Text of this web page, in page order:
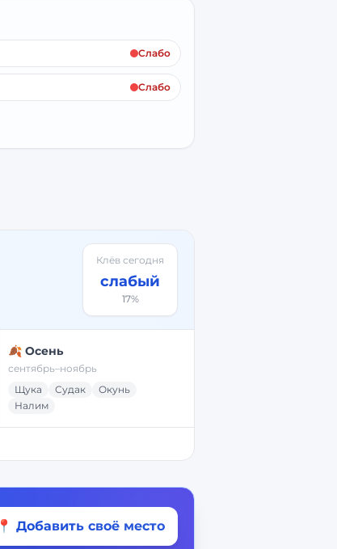
Слабо
Слабо
Клёв сегодня
слабый
17%
🍂 Осень
сентябрь–ноябрь
Щука
Судак
Окунь
Налим
📍 Добавить своё место